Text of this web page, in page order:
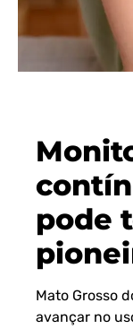
pode
Mato Grosso
avançar no